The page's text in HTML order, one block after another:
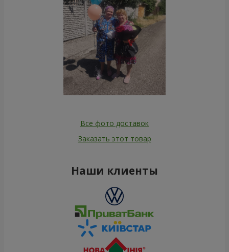
Все фото доставок
Заказать этот товар
Наши клиенты